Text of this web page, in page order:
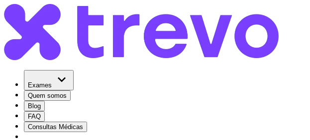
Exames
Quem somos
Blog
FAQ
Consultas Médicas